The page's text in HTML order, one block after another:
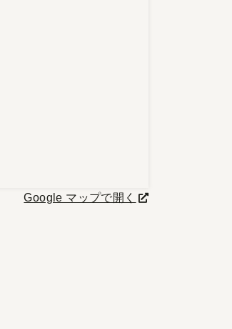
Google マップで開く